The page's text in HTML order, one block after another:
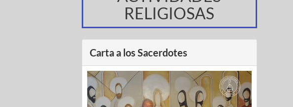
RELIGIOSAS
Carta a los Sacerdotes